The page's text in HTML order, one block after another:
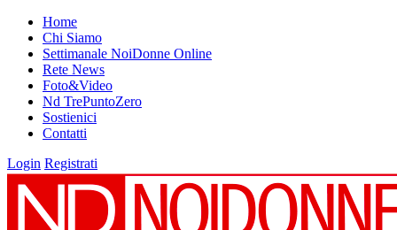
Home
Chi Siamo
Settimanale NoiDonne Online
Rete News
Foto&Video
Nd TrePuntoZero
Sostienici
Contatti
Login Registrati